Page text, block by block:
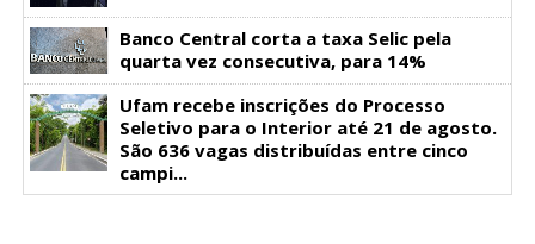
Banco Central corta a taxa Selic pela
quarta vez consecutiva, para 14%
Ufam recebe inscrições do Processo
Seletivo para o Interior até 21 de agosto.
São 636 vagas distribuídas entre cinco
campi...